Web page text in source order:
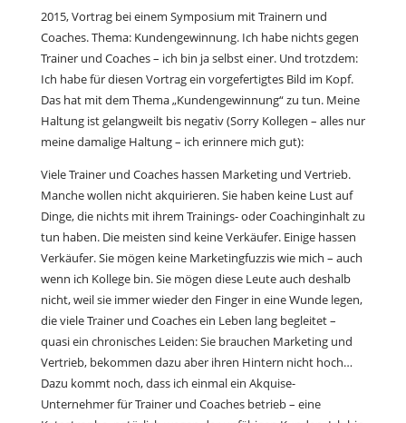
2015, Vortrag bei einem Symposium mit Trainern und
Coaches. Thema: Kundengewinnung. Ich habe nichts gegen
Trainer und Coaches – ich bin ja selbst einer. Und trotzdem:
Ich habe für diesen Vortrag ein vorgefertigtes Bild im Kopf.
Das hat mit dem Thema „Kundengewinnung“ zu tun. Meine
Haltung ist gelangweilt bis negativ (Sorry Kollegen – alles nur
meine damalige Haltung – ich erinnere mich gut):
Viele Trainer und Coaches hassen Marketing und Vertrieb.
Manche wollen nicht akquirieren. Sie haben keine Lust auf
Dinge, die nichts mit ihrem Trainings- oder Coachinginhalt zu
tun haben. Die meisten sind keine Verkäufer. Einige hassen
Verkäufer. Sie mögen keine Marketingfuzzis wie mich – auch
wenn ich Kollege bin. Sie mögen diese Leute auch deshalb
nicht, weil sie immer wieder den Finger in eine Wunde legen,
die viele Trainer und Coaches ein Leben lang begleitet –
quasi ein chronisches Leiden: Sie brauchen Marketing und
Vertrieb, bekommen dazu aber ihren Hintern nicht hoch…
Dazu kommt noch, dass ich einmal ein Akquise-
Unternehmer für Trainer und Coaches betrieb – eine